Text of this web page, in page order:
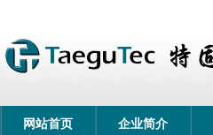
网站首页 企业简介